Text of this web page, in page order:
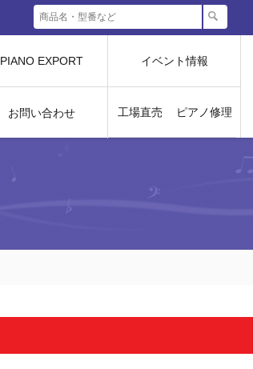
PIANO EXPORT
お問い合わせ
イベント情報
工場直売 ピアノ修理